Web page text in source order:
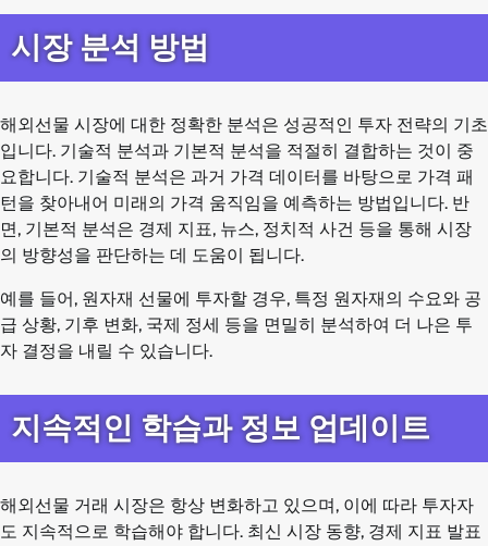
시장 분석 방법
해외선물 시장에 대한 정확한 분석은 성공적인 투자 전략의 기초
입니다. 기술적 분석과 기본적 분석을 적절히 결합하는 것이 중
요합니다. 기술적 분석은 과거 가격 데이터를 바탕으로 가격 패
턴을 찾아내어 미래의 가격 움직임을 예측하는 방법입니다. 반
면, 기본적 분석은 경제 지표, 뉴스, 정치적 사건 등을 통해 시장
의 방향성을 판단하는 데 도움이 됩니다.
예를 들어, 원자재 선물에 투자할 경우, 특정 원자재의 수요와 공
급 상황, 기후 변화, 국제 정세 등을 면밀히 분석하여 더 나은 투
자 결정을 내릴 수 있습니다.
지속적인 학습과 정보 업데이트
해외선물 거래 시장은 항상 변화하고 있으며, 이에 따라 투자자
도 지속적으로 학습해야 합니다. 최신 시장 동향, 경제 지표 발표